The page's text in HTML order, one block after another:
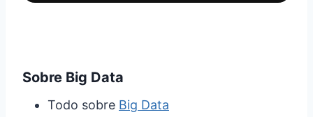
Sobre Big Data
Todo sobre Big Data